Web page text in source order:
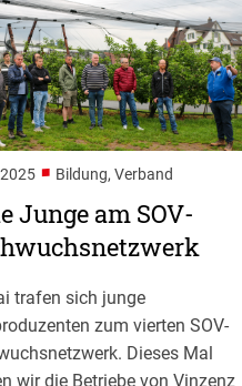
■ Bildung, Verband
Junge am SOV-
trafen sich junge
zum vierten SOV-
Dieses Mal
wir die Betriebe von Vinzenz